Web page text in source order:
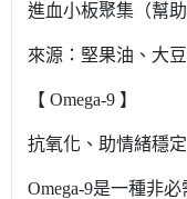
進血小板聚集（幫
來源：堅果油、大
【 Omega-9 】
抗氧化、助情緒穩定
Omega-9是一種非